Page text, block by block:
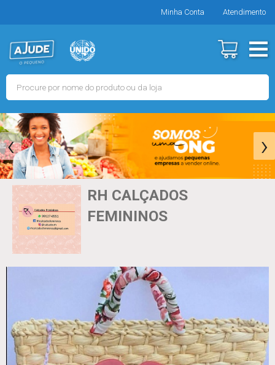
Minha Conta Atendimento
‹ ›
RH CALÇADOS
FEMININOS